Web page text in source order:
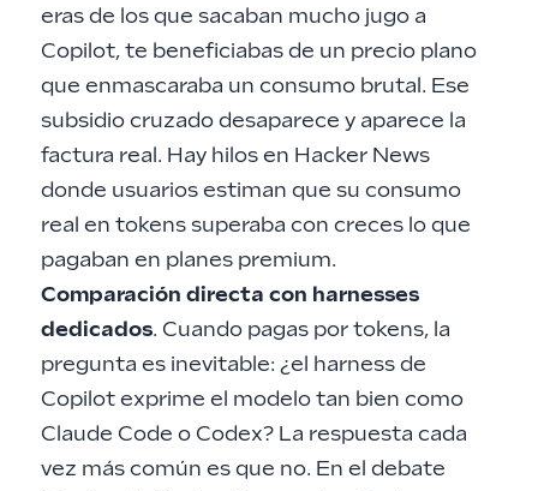
eras de los que sacaban mucho jugo a
Copilot, te beneficiabas de un precio plano
que enmascaraba un consumo brutal. Ese
subsidio cruzado desaparece y aparece la
factura real. Hay hilos en Hacker News
donde usuarios estiman que su consumo
real en tokens superaba con creces lo que
pagaban en planes premium.
Comparación directa con harnesses
dedicados. Cuando pagas por tokens, la
pregunta es inevitable: ¿el harness de
Copilot exprime el modelo tan bien como
Claude Code o Codex? La respuesta cada
vez más común es que no. En el debate